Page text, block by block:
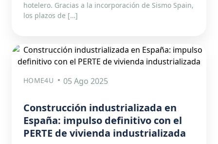
hotelero. Gracias a la incorporación de Sismo Spain,
los plazos de […]
HOME4U 05 Ago 2025
Construcción industrializada en
España: impulso definitivo con el
PERTE de vivienda industrializada